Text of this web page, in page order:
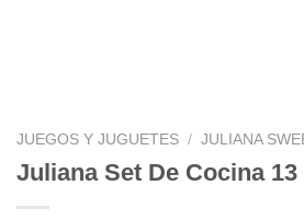
JUEGOS Y JUGUETES / JULIANA
Juliana Set De Cocina 13